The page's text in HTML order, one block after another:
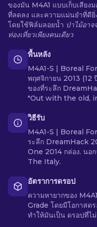
ของมัน M4A1 แบบเก็บเสียง
ที่ลดลง และความแม่นยำที่ดียิ่
โดยใช้ฟิล์มลอยน้ำ ป่าไม้อาจ
ท่องเที่ยวเพียงคนเดียว
พื้นหลัง
M4A1-S | Boreal
พฤศจิกายน 2013 (12
ของที่ระลึก
"Out with the old,
วิธีรับ
M4A1-S | Boreal
ระลึก DreamHack
One 2014 กล่อง. นอ
The Italy.
อัตราการดรอป
ความหายากของ
Grade โดยมีโอกาสด
ทำให้มันเป็น ดรอปที่ไ